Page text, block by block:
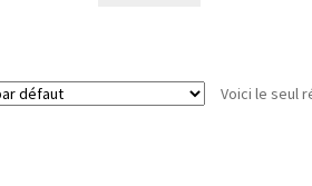
Voici le seul